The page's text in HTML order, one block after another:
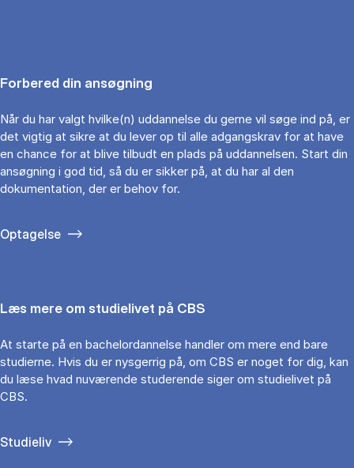
Forbered din ansøgning
Når du har valgt hvilke(n) uddannelse du gerne vil søge ind på, er
det vigtig at sikre at du lever op til alle adgangskrav for at have
en chance for at blive tilbudt en plads på uddannelsen. Start din
ansøgning i god tid, så du er sikker på, at du har al den
dokumentation, der er behov for.
Optagelse
Læs mere om studielivet på CBS
At starte på en bachelordannelse handler om mere end bare
studierne. Hvis du er nysgerrig på, om CBS er noget for dig, kan
du læse hvad nuværende studerende siger om studielivet på
CBS.
Studieliv